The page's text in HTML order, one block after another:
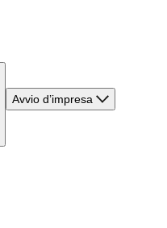
Avvio d’impresa